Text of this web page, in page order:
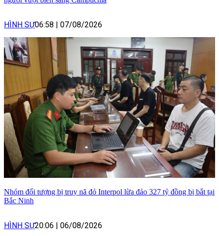
HÌNH SỰ06:58 07/08/2026
Nhóm đối tượng bị truy nã đỏ Interpol lừa đảo 327 tỷ đồng bị bắt tại
Bắc Ninh
HÌNH SỰ20:06 06/08/2026